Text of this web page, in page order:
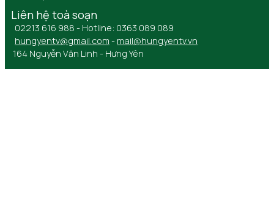
Liên hệ toà soạn
02213 616 988 - Hotline: 0363 089 089
hungyentv@gmail.com - mail@hungyentv.vn
164 Nguyễn Văn Linh - Hưng Yên